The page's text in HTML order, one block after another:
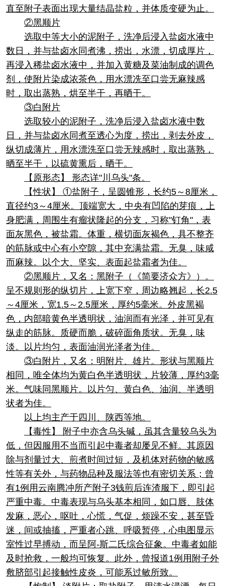
直至附子表面出现大量结晶盐粒，并体质变硬为止。
②黑顺片
选取中等大小的泥附子，洗净后浸入盐卤水液中
数日，并与盐卤水同煮沸，捞出，水漂，切成厚片，
再浸入稀盐卤水液中，并加入黄糖及菜油制成的调色
剂，使附片染成浓茶色，用水漂冼至口尝无麻辣感
时，取出蒸熟，烘至半干，再晒干。
③白附片
选取较小的泥附子，洗净后浸入盐卤水液中数
日，并与盐卤水同煮至透心为度，捞出，剥去外皮，
纵切成薄片，用水漂洗至口尝无辣感时，取出蒸熟，
晒至半干，以硫黄熏后，晒干。
【原形态】 形态详"川乌头"条。
【性状】 ①盐附子，呈圆锥形，长约5～8厘米，
直径约3～4厘米。顶端宽大，中央有凹陷的芽痕，上
身肥满，周围生有瘤状隆起的分支，习称"钉角"，表
面灰黑色，被盐霜。体重，横切面灰褐色，具不整齐
的筋脉或中心有小空隙，其中充满盐霜。无臭，味咸
而麻辣。以个大、坚实、表面起盐霜者为佳。
②黑顺片，又名：黑附子（《简要济众方》）。
呈不规则形的纵切片，上宽下窄，周边略翘起，长2.5
～4厘米，宽1.5～2.5厘米，厚约5毫米。外皮黑褐
色，内部暗黄色半透明状，油润而有光泽，并可见有
纵走的筋脉。质硬而脆，破碎面角质状。无臭，味
淡。以片均匀，表面油润光泽者为佳。
③白附片，又名：明附片、雄片。形状与黑顺片
相同，唯全体均为黄白色半透明状，片较薄，厚约3毫
米。气味同黑顺片。以片匀、黄白色、油润、半透明
状者为佳。
以上均主产于四川、陕西等地。
【毒性】 附子中亦含乌头碱，虽其含量较乌头为
低，但因服用不当而引起中毒者却屡见不鲜。其原因
除与剂量过大、煎煮时间过短，及机体对药物的敏感
性等有关外，与药物品种及服法等也有密切关系；曾
有1例用云南腾冲所产附子3钱煎后连渣服下，即引起
严重中毒。中毒表现与乌头基本相同，如口唇、肢体
发麻，恶心，呕吐，心慌，气促，烦躁不安，甚至昏
迷，间或抽搐，严重者心跳、呼吸暂停，心电图显示
室性过早搏动，而呈阿-斯二氏综合征象。中毒者如能
及时抢救，一般均可恢复。此外，曾报道1例用附子外
敷脐部引起接触性皮炎，可能系过敏所致。